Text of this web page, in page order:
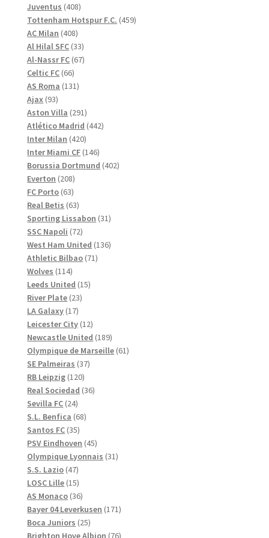
produkter
Juventus 408408
produkter
Tottenham Hotspur F.C. 459459
AC Milan 408408
produkter
Al Hilal SFC 3333
produkter
Al-Nassr FC 6767
Celtic FC 6666
produkter
AS Roma 131131
Ajax 9393
produkter
Aston Villa 291291
produkter
Atlético Madrid 442442
Inter Milan 420420
produkter
Inter Miami CF 146146
produkter
Borussia Dortmund 402402
Everton 208208
produkter
FC Porto 6363
produkter
Real Betis 6363
produkter
Sporting Lissabon 3131
SSC Napoli 7272
produkter
West Ham United 136136
Athletic Bilbao 7171
Wolves 114114
produkter
Leeds United 1515
River Plate 2323
LA Galaxy 1717
produkter
Leicester City 1212
produkter
Newcastle United 189189
produkter
Olympique de Marseille 6161
SE Palmeiras 3737
RB Leipzig 120120
produkter
Real Sociedad 3636
Sevilla FC 2424
produkter
S.L. Benfica 6868
Santos FC 3535
produkter
PSV Eindhoven 4545
produkter
Olympique Lyonnais 3131
S.S. Lazio 4747
produkter
LOSC Lille 1515
produkter
AS Monaco 3636
produkter
Bayer 04 Leverkusen 171171
Boca Juniors 2525
produkter
Brighton Hove Albion 7676